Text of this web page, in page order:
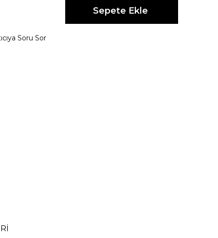
Soru Sor